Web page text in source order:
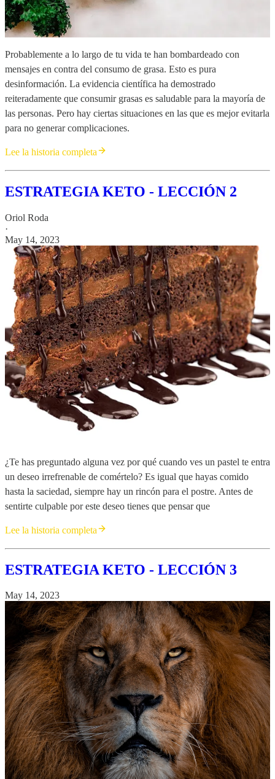
Probablemente a lo largo de tu vida te han bombardeado con
mensajes en contra del consumo de grasa. Esto es pura
desinformación. La evidencia científica ha demostrado
reiteradamente que consumir grasas es saludable para la mayoría de
las personas. Pero hay ciertas situaciones en las que es mejor evitarla
para no generar complicaciones.­
Lee la historia completa
ESTRATEGIA KETO - LECCIÓN 2
Oriol Roda
·
May 14, 2023
¿Te has preguntado alguna vez por qué cuando ves un pastel te entra
un deseo irrefrenable de comértelo? Es igual que hayas comido
hasta la saciedad, siempre hay un rincón para el postre. Antes de
sentirte culpable por este deseo tienes que pensar que
Lee la historia completa
ESTRATEGIA KETO - LECCIÓN 3
May 14, 2023